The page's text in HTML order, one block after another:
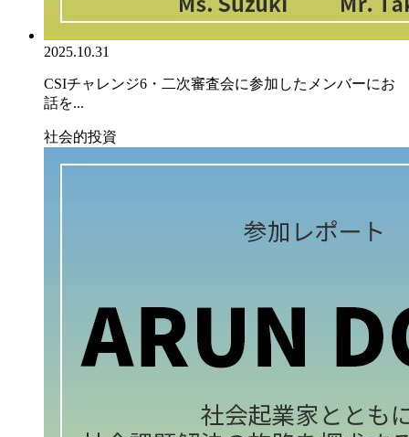
2025.10.31
CSIチャレンジ6・二次審査会に参加したメンバーにお
話を...
社会的投資